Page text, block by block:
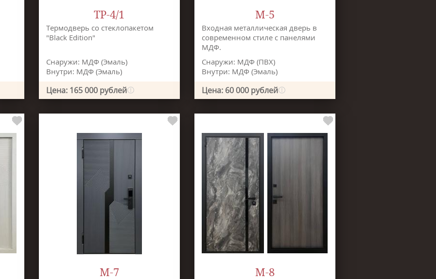
ТР-4/1
Термодверь со стеклопакетом
"Black Edition"
Снаружи: МДФ (Эмаль)
Внутри: МДФ (Эмаль)
Цена: 165 000 рублей
М-5
Входная металлическая дверь в
современном стиле с панелями
МДФ.
Снаружи: МДФ (ПВХ)
Внутри: МДФ (Эмаль)
Цена: 60 000 рублей
M-7 М-8